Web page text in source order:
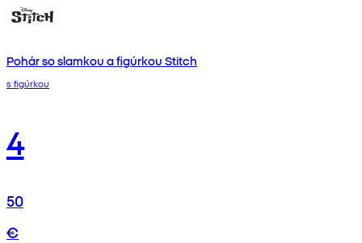
Pohár so slamkou a figúrkou Stitch
s figúrkou
4
50
€